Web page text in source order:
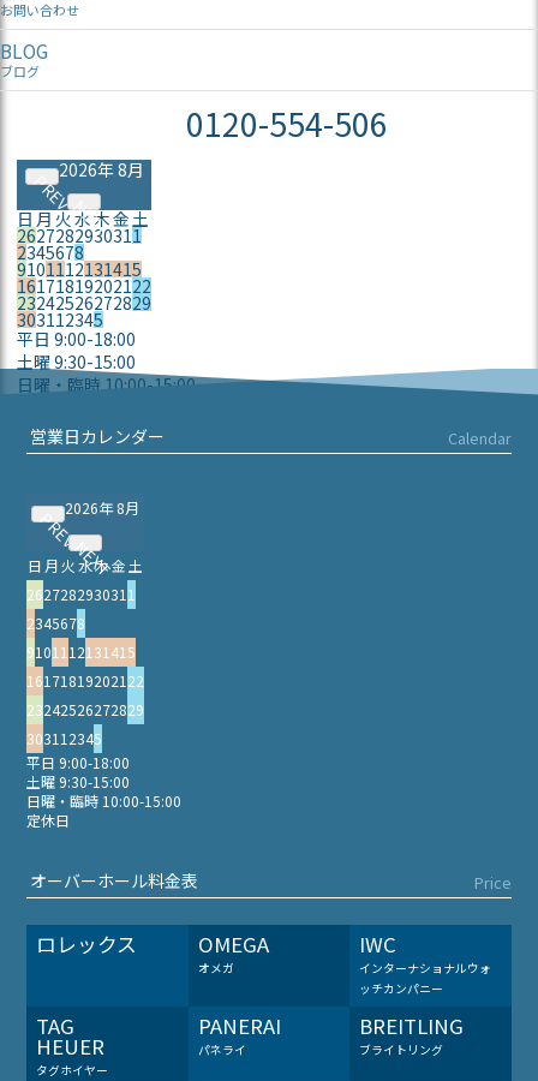
お問い合わせ
BLOG
ブログ
0120-554-506
PREV
2026年 8月
NEXT
日 月 火水木金土
2627282930311
2345678
9101112131415
16171819202122
23242526272829
303112345
平日 9:00-18:00
土曜 9:30-15:00
日曜・臨時 10:00-15:00
営業日カレンダー
Calendar
PREV
2026年 8月
NEXT
日 月 火 水木金 土
262728293031 1
2345678
91011 12131415
161718192021 22
23242526272829
3031 1 2345
平日 9:00-18:00
土曜 9:30-15:00
日曜・臨時 10:00-15:00
定休日
オーバーホール料金表 Price
ロレックス OMEGA
オメガ
IWC
インターナショナルウォ
ッチカンパニー
TAG
HEUER
タグホイヤー
PANERAI
パネライ
BREITLING
ブライトリング